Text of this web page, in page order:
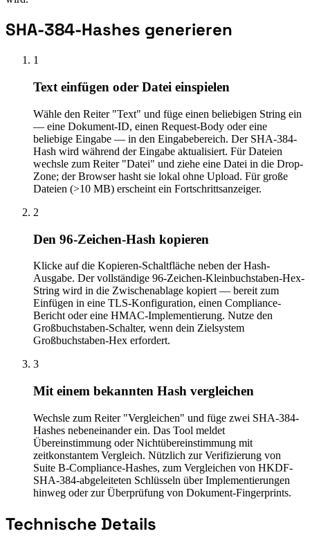
SHA-384-Hashes generieren
1
Text einfügen oder Datei einspielen
Wähle den Reiter "Text" und füge einen beliebigen String ein
— eine Dokument-ID, einen Request-Body oder eine
beliebige Eingabe — in den Eingabebereich. Der SHA-384-
Hash wird während der Eingabe aktualisiert. Für Dateien
wechsle zum Reiter "Datei" und ziehe eine Datei in die Drop-
Zone; der Browser hasht sie lokal ohne Upload. Für große
Dateien (>10 MB) erscheint ein Fortschrittsanzeiger.
2
Den 96-Zeichen-Hash kopieren
Klicke auf die Kopieren-Schaltfläche neben der Hash-
Ausgabe. Der vollständige 96-Zeichen-Kleinbuchstaben-Hex-
String wird in die Zwischenablage kopiert — bereit zum
Einfügen in eine TLS-Konfiguration, einen Compliance-
Bericht oder eine HMAC-Implementierung. Nutze den
Großbuchstaben-Schalter, wenn dein Zielsystem
Großbuchstaben-Hex erfordert.
3
Mit einem bekannten Hash vergleichen
Wechsle zum Reiter "Vergleichen" und füge zwei SHA-384-
Hashes nebeneinander ein. Das Tool meldet
Übereinstimmung oder Nichtübereinstimmung mit
zeitkonstantem Vergleich. Nützlich zur Verifizierung von
Suite B-Compliance-Hashes, zum Vergleichen von HKDF-
SHA-384-abgeleiteten Schlüsseln über Implementierungen
hinweg oder zur Überprüfung von Dokument-Fingerprints.
Technische Details